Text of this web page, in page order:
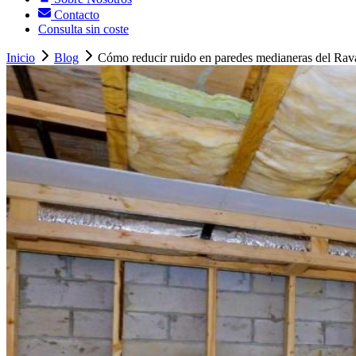
Contacto
Consulta sin coste
Inicio Blog Cómo reducir ruido en paredes medianeras del